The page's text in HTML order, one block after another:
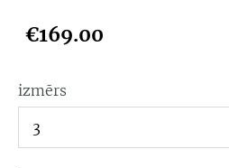
€169.00
izmērs